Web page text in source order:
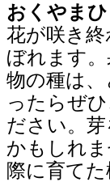
おくやま
花が咲き
ぼれます
物の種は
ったらぜ
ださい。
かもしれ
際に育て